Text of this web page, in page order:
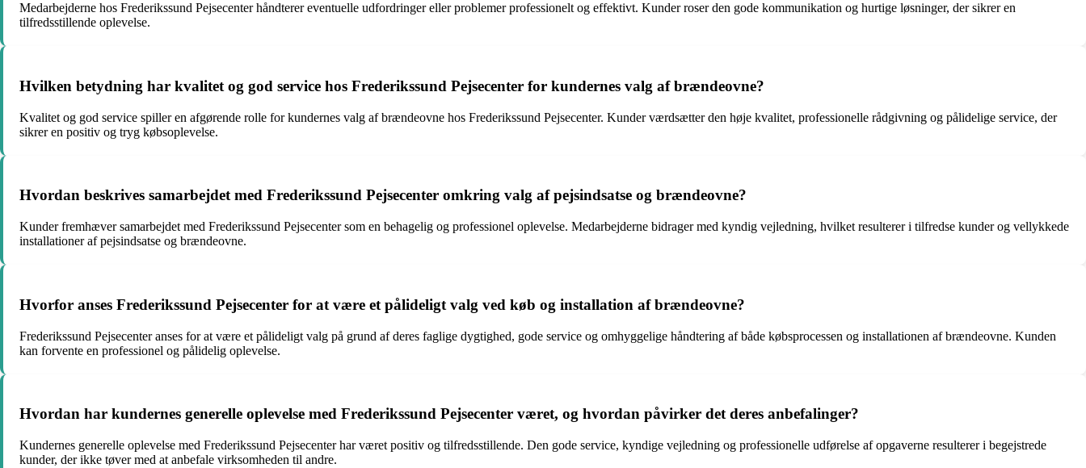
Medarbejderne hos Frederikssund Pejsecenter håndterer eventuelle udfordringer eller problemer professionelt og effektivt. Kunder roser den gode kommunikation og hurtige løsninger, der sikrer en
tilfredsstillende oplevelse.
Hvilken betydning har kvalitet og god service hos Frederikssund Pejsecenter for kundernes valg af brændeovne?
Kvalitet og god service spiller en afgørende rolle for kundernes valg af brændeovne hos Frederikssund Pejsecenter. Kunder værdsætter den høje kvalitet, professionelle rådgivning og pålidelige service, der
sikrer en positiv og tryg købsoplevelse.
Hvordan beskrives samarbejdet med Frederikssund Pejsecenter omkring valg af pejsindsatse og brændeovne?
Kunder fremhæver samarbejdet med Frederikssund Pejsecenter som en behagelig og professionel oplevelse. Medarbejderne bidrager med kyndig vejledning, hvilket resulterer i tilfredse kunder og vellykkede
installationer af pejsindsatse og brændeovne.
Hvorfor anses Frederikssund Pejsecenter for at være et pålideligt valg ved køb og installation af brændeovne?
Frederikssund Pejsecenter anses for at være et pålideligt valg på grund af deres faglige dygtighed, gode service og omhyggelige håndtering af både købsprocessen og installationen af brændeovne. Kunden
kan forvente en professionel og pålidelig oplevelse.
Hvordan har kundernes generelle oplevelse med Frederikssund Pejsecenter været, og hvordan påvirker det deres anbefalinger?
Kundernes generelle oplevelse med Frederikssund Pejsecenter har været positiv og tilfredsstillende. Den gode service, kyndige vejledning og professionelle udførelse af opgaverne resulterer i begejstrede
kunder, der ikke tøver med at anbefale virksomheden til andre.